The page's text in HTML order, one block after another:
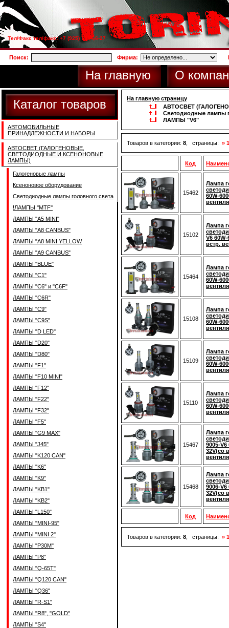
Тел/Факс тел/факс: +7 (925) 733-66-27
Поиск: Фирма:
На главную О
Каталог товаров
АВТОМОБИЛЬНЫЕ
ПРИНАДЛЕЖНОСТИ И НАБОРЫ
АВТОСВЕТ (ГАЛОГЕНОВЫЕ,
СВЕТОДИОДНЫЕ И КСЕНОНОВЫЕ
ЛАМПЫ)
Галогеновые лампы
Ксеноновое оборудование
Светодиодные лампы головного света
!ЛАМПЫ ''MTF''
ЛАМПЫ "A5 MINI"
ЛАМПЫ "A8 CANBUS"
ЛАМПЫ "A8 MINI YELLOW
ЛАМПЫ "A9 CANBUS"
ЛАМПЫ "BLUE"
ЛАМПЫ "C1"
ЛАМПЫ "C6" и "C6F"
ЛАМПЫ "C6R"
ЛАМПЫ "C9"
ЛАМПЫ "C9S"
ЛАМПЫ "D LED"
ЛАМПЫ "D20"
ЛАМПЫ "D80"
ЛАМПЫ "F1"
ЛАМПЫ "F10 MINI"
ЛАМПЫ "F12"
ЛАМПЫ "F22"
ЛАМПЫ "F32"
ЛАМПЫ "F5"
ЛАМПЫ "G9 MAX"
ЛАМПЫ "J45"
ЛАМПЫ "K120 CAN"
ЛАМПЫ "K6"
ЛАМПЫ "K9"
ЛАМПЫ "KB1"
ЛАМПЫ "KB2"
ЛАМПЫ "L150"
ЛАМПЫ "MINI-95"
ЛАМПЫ "MINI 2"
ЛАМПЫ "P30M"
ЛАМПЫ "P8"
ЛАМПЫ "Q-65T"
ЛАМПЫ "Q120 CAN"
ЛАМПЫ "Q36"
ЛАМПЫ "R-S1"
ЛАМПЫ "R8", "GOLD"
ЛАМПЫ "S4"
На главную страницу
АВТОСВЕТ
Светодиодные лампы
ЛАМПЫ "V6"
Товаров в категории: 8 , страницы: »
Код
15462
Лампа
60W-
15102
Лампа
V6
встр,
15464
Лампа
60W-
15108
Лампа
60W-
15109
Лампа
60W-
15110
Лампа
60W-
15467
Лампа
9005-V6
32V(со
15468
Лампа
9006-V6
32V(со
Код
Товаров в категории: 8 , страницы: »